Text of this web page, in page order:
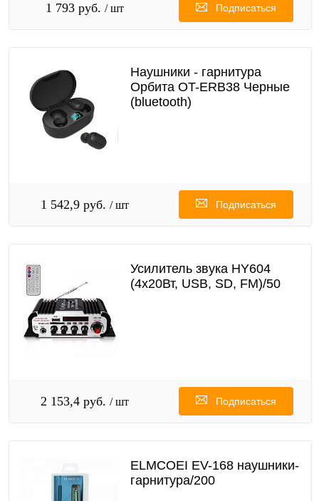
1 793 руб. / шт Подписаться
Наушники - гарнитура
Орбита OT-ERB38 Черные
(bluetooth)
1 542,9 руб. / шт Подписаться
Усилитель звука HY604
(4х20Вт, USB, SD, FM)/50
2 153,4 руб. / шт Подписаться
ELMCOEI EV-168 наушники-
гарнитура/200